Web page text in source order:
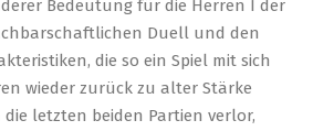
Bedeutung für die Herren I der
Duell und den
die so ein Spiel mit sich
wieder zurück zu alter Stärke
letzten beiden Partien verlor,